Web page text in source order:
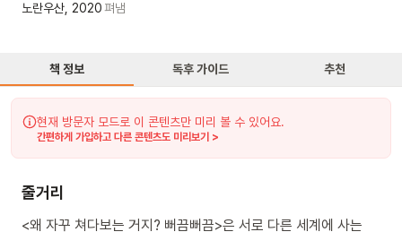
노란우산 2020펴냄
책 정보 독후 가이드 추천
현재 방문자 모드로 이 콘텐츠만 미리 볼 수 있어요.
간편하게 가입하고 다른 콘텐츠도 미리보기 >
줄거리
<왜 자꾸 쳐다보는 거지? 뻐끔뻐끔>은 서로 다른 세계에 사는